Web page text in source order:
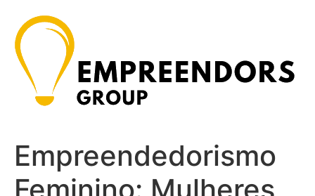
para
conteúdo
Empreendedorismo